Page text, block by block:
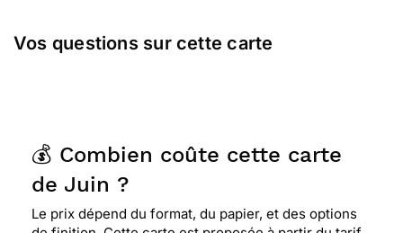
Vos questions sur cette carte
💰 Combien coûte cette carte
de Juin ?
Le prix dépend du format, du papier, et des options